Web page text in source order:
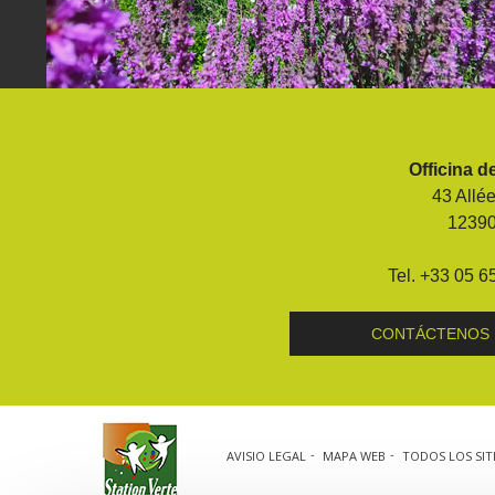
Officina
43
Tel. +33 05
CONTÁCTENOS
AVISIO LEGAL MAPA WEB TODOS LOS